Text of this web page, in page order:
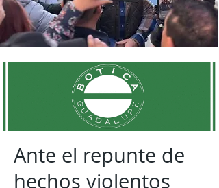
Ante el repunte de
hechos violentos